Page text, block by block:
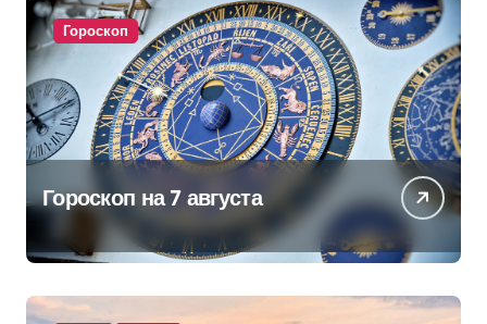
Гороскоп
Гороскоп на 7 августа